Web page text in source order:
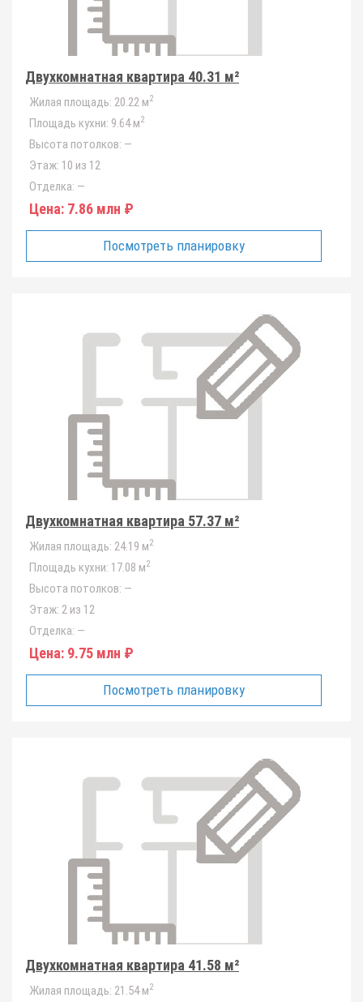
Двухкомнатная квартира 40.31 м²
Жилая площадь: 20.22 м2
Площадь кухни: 9.64 м2
Высота потолков: —
Этаж: 10 из 12
Отделка: —
Цена: 7.86 млн ₽
Посмотреть планировку
Двухкомнатная квартира 57.37 м²
Жилая площадь: 24.19 м2
Площадь кухни: 17.08 м2
Высота потолков: —
Этаж: 2 из 12
Отделка: —
Цена: 9.75 млн ₽
Посмотреть планировку
Двухкомнатная квартира 41.58 м²
Жилая площадь: 21.54 м2